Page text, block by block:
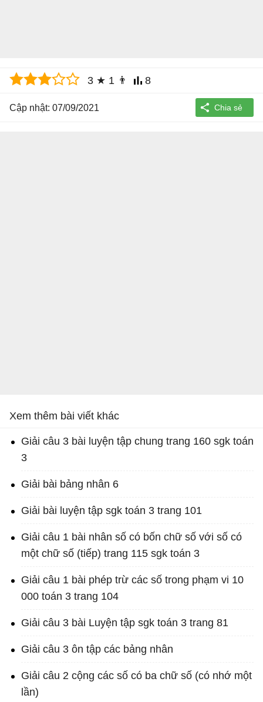
3 ★ 1 👨 8
Cập nhật: 07/09/2021
Xem thêm bài viết khác
Giải câu 3 bài luyện tập chung trang 160 sgk toán
3
Giải bài bảng nhân 6
Giải bài luyện tập sgk toán 3 trang 101
Giải câu 1 bài nhân số có bốn chữ số với số có
một chữ số (tiếp) trang 115 sgk toán 3
Giải câu 1 bài phép trừ các số trong phạm vi 10
000 toán 3 trang 104
Giải câu 3 bài Luyện tập sgk toán 3 trang 81
Giải câu 3 ôn tập các bảng nhân
Giải câu 2 cộng các số có ba chữ số (có nhớ một
lần)